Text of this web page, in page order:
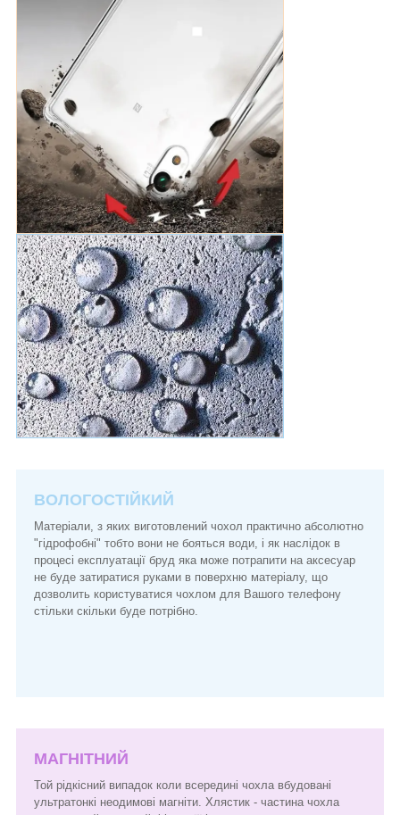
ВОЛОГОСТІЙКИЙ
Матеріали, з яких виготовлений чохол практично абсолютно
"гідрофобні" тобто вони не бояться води, і як наслідок в
процесі експлуатації бруд яка може потрапити на аксесуар
не буде затиратися руками в поверхню матеріалу, що
дозволить користуватися чохлом для Вашого телефону
стільки скільки буде потрібно.
МАГНІТНИЙ
Той рідкісний випадок коли всередині чохла вбудовані
ультратонкі неодимові магніти. Хлястик - частина чохла